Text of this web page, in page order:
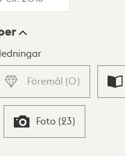
Föremål (0)
Foto (23)